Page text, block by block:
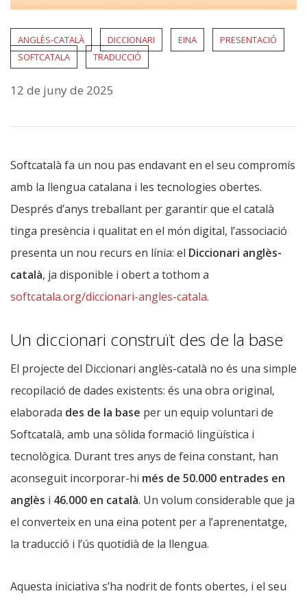
ANGLÈS-CATALÀ DICCIONARI EINA
PRESENTACIÓ
SOFTCATALA
TRADUCCIÓ
12 de juny de 2025
Softcatalà fa un nou pas endavant en el seu compromís
amb la llengua catalana i les tecnologies obertes.
Després d’anys treballant per garantir que el català
tinga presència i qualitat en el món digital, l’associació
presenta un nou recurs en línia: el Diccionari anglès-
català, ja disponible i obert a tothom a
softcatala.org/diccionari-angles-catala.
Un diccionari construït des de la base
El projecte del Diccionari anglès-català no és una simple
recopilació de dades existents: és una obra original,
elaborada des de la base per un equip voluntari de
Softcatalà, amb una sòlida formació lingüística i
tecnològica. Durant tres anys de feina constant, han
aconseguit incorporar-hi més de 50.000 entrades en
anglès i 46.000 en català. Un volum considerable que ja
el converteix en una eina potent per a l’aprenentatge,
la traducció i l’ús quotidià de la llengua.
Aquesta iniciativa s’ha nodrit de fonts obertes, i el seu